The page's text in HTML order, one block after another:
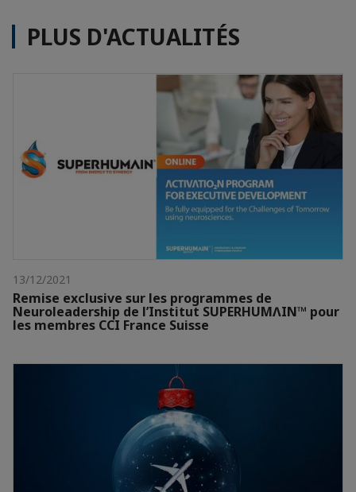
PLUS D'ACTUALITÉS
13/12/2021
Remise exclusive sur les programmes de
Neuroleadership de l’Institut SUPERHUMɅIN™ pour
les membres CCI France Suisse